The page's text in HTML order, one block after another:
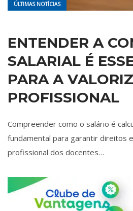
ÚLTIMAS NOTÍCIAS
ENTENDER A
SALARIAL É
PARA A
PROFISSIONAL
Compreender como o salário é
fundamental para garantir direitos
profissional dos docentes…